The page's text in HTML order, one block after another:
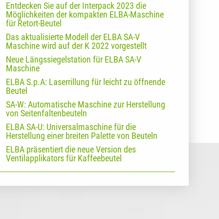
Entdecken Sie auf der Interpack 2023 die
Möglichkeiten der kompakten ELBA-Maschine
für Retort-Beutel
Das aktualisierte Modell der ELBA SA-V
Maschine wird auf der K 2022 vorgestellt
Neue Längssiegelstation für ELBA SA-V
Maschine
ELBA S.p.A: Laserrillung für leicht zu öffnende
Beutel
SA-W: Automatische Maschine zur Herstellung
von Seitenfaltenbeuteln
ELBA SA-U: Universalmaschine für die
Herstellung einer breiten Palette von Beuteln
ELBA präsentiert die neue Version des
Ventilapplikators für Kaffeebeutel